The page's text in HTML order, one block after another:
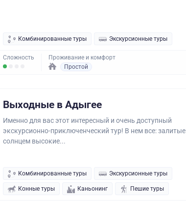
Комбинированные туры Экскурсионные туры
Сложность
Проживание и комфорт
Простой
Выходные в Адыгее
Именно для вас этот интересный и очень доступный
экскурсионно-приключенческий тур! В нем все: залитые
солнцем высокие...
Комбинированные туры Экскурсионные туры
Конные туры Каньонинг Пешие туры